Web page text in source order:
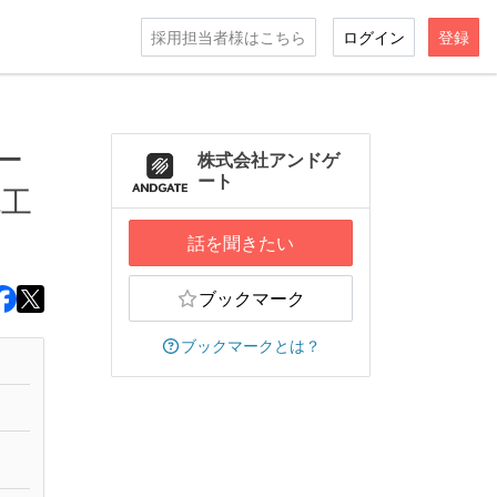
採用担当者様はこちら ログイン 登録
株式会社アンドゲ
ート
話を聞きたい
ブックマーク
ブックマークとは？